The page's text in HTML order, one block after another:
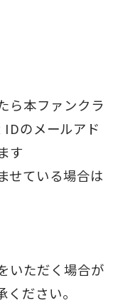
ら本ファンクラ
IDのメールアド
す
せている場合は
いただく場合が
ださい。